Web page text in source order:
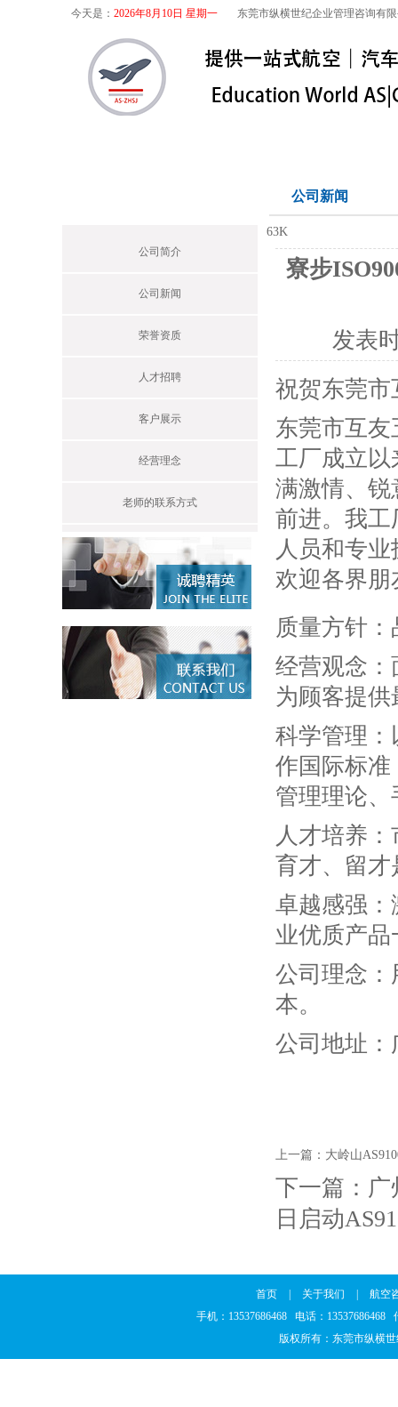
今天是： 2026年8月10日 星期一 东莞市纵横世纪企业管理咨询有
公司简介
公司新闻
荣誉资质
人才招聘
客户展示
经营理念
老师的联系方式
公司新闻
63K
寮步
发表
祝贺东莞市
东莞市互
工厂成立
满激情、锐
前进。我
人员和专
欢迎各界
质量方针
经营观念
为顾客提
科学管理
作国际标
管理理论
人才培养
育才、留
卓越感强
业优质产
公司理念
本。
公司地址：
上一篇： 大岭山
下一篇： 广
日启动
首页 关于我们
航空
手机：13537686468 电话：13537686468
版权所有：东莞市纵横